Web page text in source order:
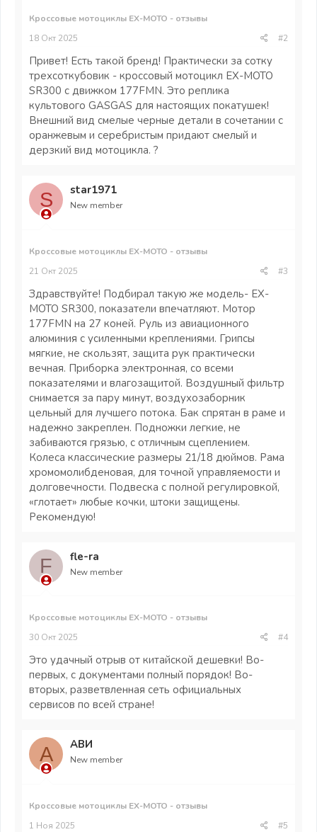
Кроссовые мотоциклы EX-MOTO - отзывы
18 Окт 2025
#2
Привет! Есть такой бренд! Практически за сотку
трехсоткубовик - кроссовый мотоцикл EX-MOTO
SR300 с движком 177FMN. Это реплика
культового GASGAS для настоящих покатушек!
Внешний вид смелые черные детали в сочетании с
оранжевым и серебристым придают смелый и
дерзкий вид мотоцикла. ?
S star1971
New member
Кроссовые мотоциклы EX-MOTO - отзывы
21 Окт 2025
#3
Здравствуйте! Подбирал такую же модель- EX-
MOTO SR300, показатели впечатляют. Мотор
177FMN на 27 коней. Руль из авиационного
алюминия с усиленными креплениями. Грипсы
мягкие, не скользят, защита рук практически
вечная. Приборка электронная, со всеми
показателями и влагозащитой. Воздушный фильтр
снимается за пару минут, воздухозаборник
цельный для лучшего потока. Бак спрятан в раме и
надежно закреплен. Подножки легкие, не
забиваются грязью, с отличным сцеплением.
Колеса классические размеры 21/18 дюймов. Рама
хромомолибденовая, для точной управляемости и
долговечности. Подвеска с полной регулировкой,
«глотает» любые кочки, штоки защищены.
Рекомендую!
F fle-ra
New member
Кроссовые мотоциклы EX-MOTO - отзывы
30 Окт 2025
#4
Это удачный отрыв от китайской дешевки! Во-
первых, с документами полный порядок! Во-
вторых, разветвленная сеть официальных
сервисов по всей стране!
А АВИ
New member
Кроссовые мотоциклы EX-MOTO - отзывы
1 Ноя 2025
#5